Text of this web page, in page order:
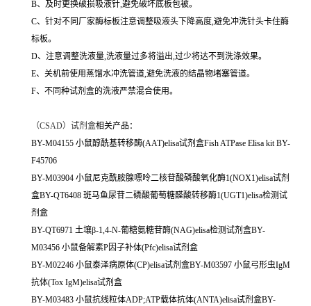
B、及时更换破损吸液针,避免破坏底板包被。
C、针对不同厂家酶标板注意调整吸液头下降高度,避免冲洗针头卡住酶
标板。
D、注意调整洗液量,洗液量过多将溢出,过少将达不到洗涤效果。
E、关机前使用蒸馏水冲洗管道,避免洗液的结晶物堵塞管道。
F、不同种试剂盒的洗液严禁混合使用。
（CSAD）试剂盒相关产品：
BY-M04155 小鼠醇酰基转移酶(AAT)elisa试剂盒Fish ATPase Elisa kit BY-
F45706
BY-M03904 小鼠尼克酰胺腺嘌呤二核苷酸磷酸氧化酶1(NOX1)elisa试剂
盒BY-QT6408 斑马鱼尿苷二磷酸葡萄糖醛酸转移酶1(UGT1)elisa检测试
剂盒
BY-QT6971 土壤β-1,4-N-葡糖氨糖苷酶(NAG)elisa检测试剂盒BY-
M03456 小鼠备解素P因子补体(Pfc)elisa试剂盒
BY-M02246 小鼠泰泽病原体(CP)elisa试剂盒BY-M03597 小鼠弓形虫IgM
抗体(Tox IgM)elisa试剂盒
BY-M03483 小鼠抗线粒体ADP;ATP载体抗体(ANTA)elisa试剂盒BY-